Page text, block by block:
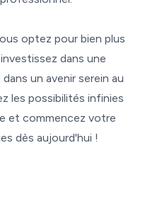
optez pour bien plus
dans une
un avenir serein au
les possibilités infinies
et commencez votre
dès aujourd'hui !